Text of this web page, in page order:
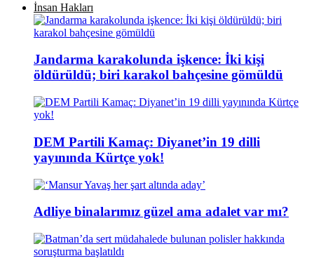
İnsan Hakları
Jandarma karakolunda işkence: İki kişi
öldürüldü; biri karakol bahçesine gömüldü
DEM Partili Kamaç: Diyanet’in 19 dilli
yayınında Kürtçe yok!
Adliye binalarımız güzel ama adalet var mı?